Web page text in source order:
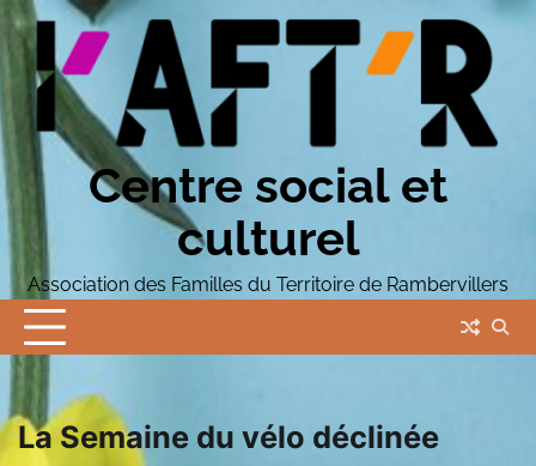
Skip
to
content
Centre social et
culturel
Association des Familles du Territoire de Rambervillers
La Semaine du vélo déclinée